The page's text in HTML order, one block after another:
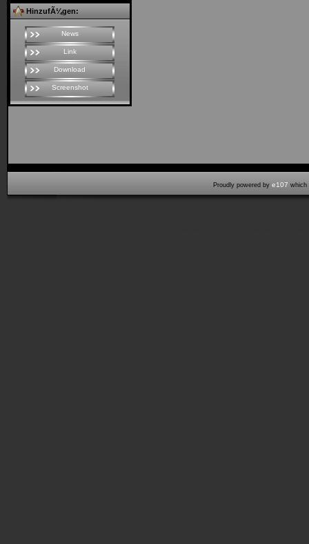
HinzufÃ¼gen:
News
Link
Download
Screenshot
Proudly powered by e107 which